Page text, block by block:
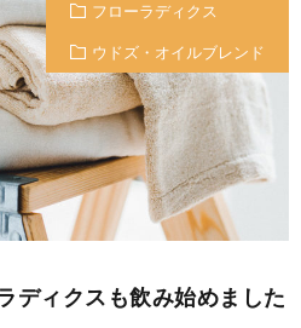
フローラディクス
ウドズ・オイルブレンド
ディクスも飲み始めました